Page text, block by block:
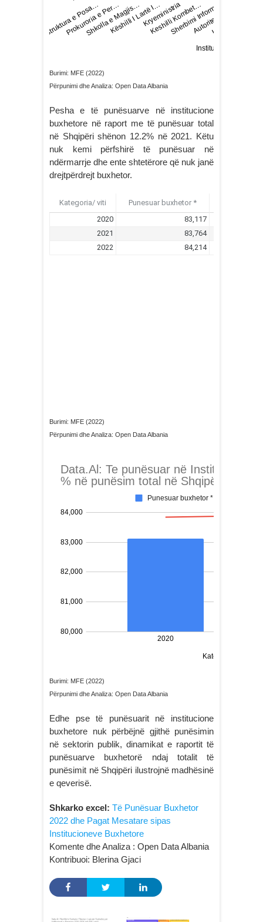
Burimi: MFE (2022)
Përpunimi dhe Analiza: Open Data Albania
Pesha e të punësuarve në institucione
buxhetore në raport me të punësuar total
në Shqipëri shënon 12.2% në 2021. Këtu
nuk kemi përfshirë të punësuar në
ndërmarrje dhe ente shtetërore që nuk janë
drejtpërdrejt buxhetor.
Burimi: MFE (2022)
Përpunimi dhe Analiza: Open Data Albania
Burimi: MFE (2022)
Përpunimi dhe Analiza: Open Data Albania
Edhe pse të punësuarit në institucione
buxhetore nuk përbëjnë gjithë punësimin
në sektorin publik, dinamikat e raportit të
punësuarve buxhetorë ndaj totalit të
punësimit në Shqipëri ilustrojnë madhësinë
e qeverisë.
Shkarko excel: Të Punësuar Buxhetor
2022 dhe Pagat Mesatare sipas
Institucioneve Buxhetore
Komente dhe Analiza : Open Data Albania
Kontribuoi: Blerina Gjaci